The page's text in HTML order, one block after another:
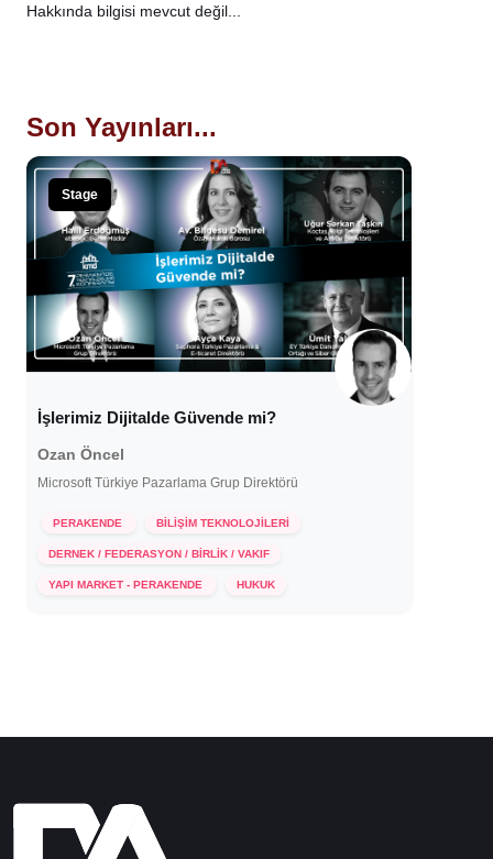
Hakkında bilgisi mevcut değil...
Son Yayınları...
Stage
İşlerimiz Dijitalde Güvende mi?
Ozan Öncel
Microsoft Türkiye Pazarlama Grup Direktörü
PERAKENDE BİLİŞİM TEKNOLOJİLERİ
DERNEK / FEDERASYON / BİRLİK / VAKIF
YAPI MARKET - PERAKENDE HUKUK